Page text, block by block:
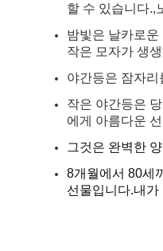
할 수 있습니다.,
밤빛은 날카로
작은 모자가 생
야간등은 잠자
작은 야간등은
에게 아름다운
그것은 완벽한
8개월에서 80세
선물입니다.내가